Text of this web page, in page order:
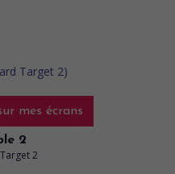
mes écrans
2
2